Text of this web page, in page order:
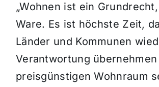
„Wohnen ist ein
Ware. Es ist höchste Zeit,
Länder und Kommunen
Verantwortung übernehmen
preisgünstigen Wohnraum